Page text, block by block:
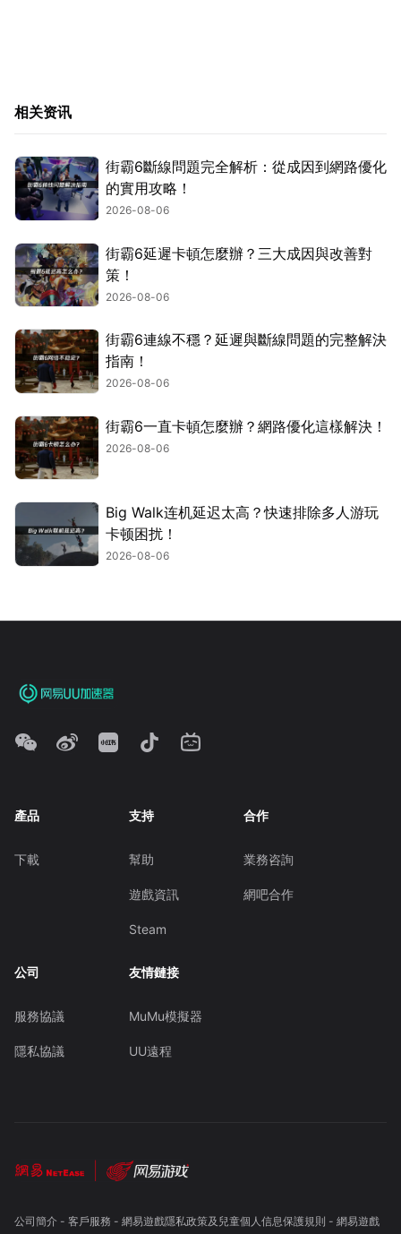
相关资讯
街霸6斷線問題完全解析：從成因到網路優化
的實用攻略！
2026-08-06
街霸6延遲卡頓怎麼辦？三大成因與改善對
策！
2026-08-06
街霸6連線不穩？延遲與斷線問題的完整解決
指南！
2026-08-06
街霸6一直卡頓怎麼辦？網路優化這樣解決！
2026-08-06
Big Walk连机延迟太高？快速排除多人游玩
卡顿困扰！
2026-08-06
產品
下載
支持
幫助
遊戲資訊
Steam
合作
業務咨詢
網吧合作
公司
服務協議
隱私協議
友情鏈接
MuMu模擬器
UU遠程
公司簡介- 客戶服務 - 網易遊戲隱私政策及兒童個人信息保護規則 - 網易遊戲